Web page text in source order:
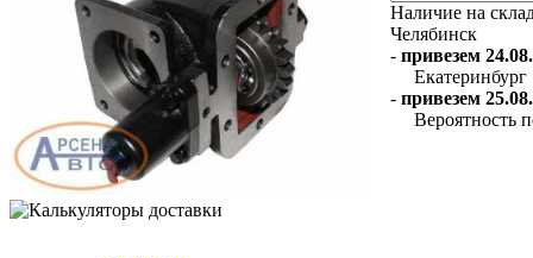
Наличие на
Челябинск
- привезем
Екатеринбург
- привезем
Вероятность